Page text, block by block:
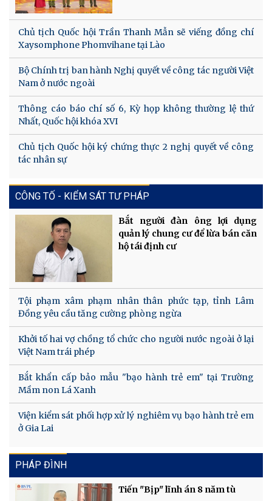
Chủ tịch Quốc hội Trần Thanh Mẫn sẽ viếng đồng chí
Xaysomphone Phomvihane tại Lào
Bộ Chính trị ban hành Nghị quyết về công tác người Việt
Nam ở nước ngoài
Thông cáo báo chí số 6, Kỳ họp không thường lệ thứ
Nhất, Quốc hội khóa XVI
Chủ tịch Quốc hội ký chứng thực 2 nghị quyết về công
tác nhân sự
CÔNG TỐ - KIỂM SÁT TƯ PHÁP
Bắt người đàn ông lợi dụng
quản lý chung cư để lừa bán căn
hộ tái định cư
Tội phạm xâm phạm nhân thân phức tạp, tỉnh Lâm
Đồng yêu cầu tăng cường phòng ngừa
Khởi tố hai vợ chồng tổ chức cho người nước ngoài ở lại
Việt Nam trái phép
Bắt khẩn cấp bảo mẫu "bạo hành trẻ em" tại Trường
Mầm non Lá Xanh
Viện kiểm sát phối hợp xử lý nghiêm vụ bạo hành trẻ em
ở Gia Lai
PHÁP ĐÌNH
Tiến "Bịp" lĩnh án 8 năm tù